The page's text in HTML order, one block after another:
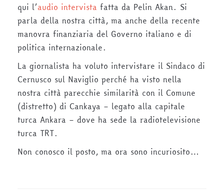
qui l’audio intervista fatta da Pelin Akan. Si
parla della nostra città, ma anche della recente
manovra finanziaria del Governo italiano e di
politica internazionale.
La giornalista ha voluto intervistare il Sindaco di
Cernusco sul Naviglio perché ha visto nella
nostra città parecchie similarità con il Comune
(distretto) di Cankaya – legato alla capitale
turca Ankara – dove ha sede la radiotelevisione
turca TRT.
Non conosco il posto, ma ora sono incuriosito…